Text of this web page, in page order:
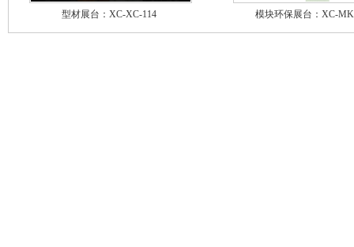
型材展台：XC-XC-114 模块环保展台：XC-